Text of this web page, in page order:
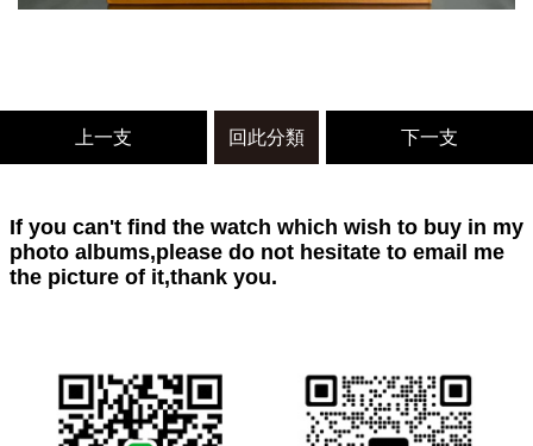
上一支 回此分類 下一支
If you can't find the watch which wish to buy in my
photo albums,please do not hesitate to email me
the picture of it,thank you.